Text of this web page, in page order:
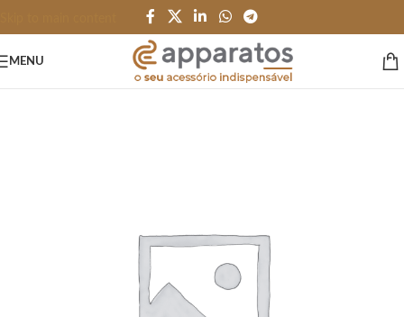
MENU
ESCRITÓRIO e PAPELARIA